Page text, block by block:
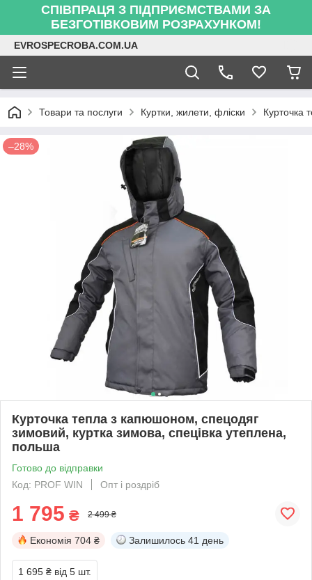
СПІВПРАЦЯ З ПІДПРИЄМСТВАМИ ЗА
БЕЗГОТІВКОВИМ РОЗРАХУНКОМ!
EVROSPECROBA.COM.UA
Товари та послуги Куртки, жилети, фліски Курточка
–28%
Курточка тепла з капюшоном, спецодяг
зимовий, куртка зимова, спецівка утеплена,
польша
Готово до відправки
Код: PROF WIN
Опт і роздріб
1 795 ₴ 2 499 ₴
Економія 704 ₴ Залишилось 41 день
1 695 ₴ від 5 шт.